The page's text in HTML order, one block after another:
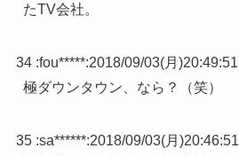
たTV会社。
34 :fou*****:2018/09/03(月)20:49:51
極ダウンタウン、なら？（笑）
35 :sa******:2018/09/03(月)20:46:51